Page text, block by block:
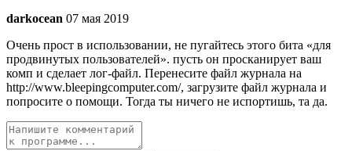
darkocean 07 мая 2019
Очень прост в использовании, не пугайтесь этого бита «для
продвинутых пользователей». пусть он просканирует ваш
комп и сделает лог-файл. Перенесите файл журнала на
http://www.bleepingcomputer.com/, загрузите файл журнала и
попросите о помощи. Тогда ты ничего не испортишь, та да.